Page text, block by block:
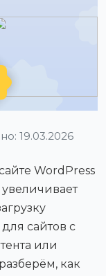
19.03.2026
WordPress
увеличивает
сайтов с
или
как